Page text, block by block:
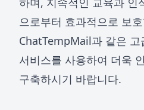
으로부터 효과적으로 보
ChatTempMail과 같은 고
서비스를 사용하여 더욱
구축하시기 바랍니다.